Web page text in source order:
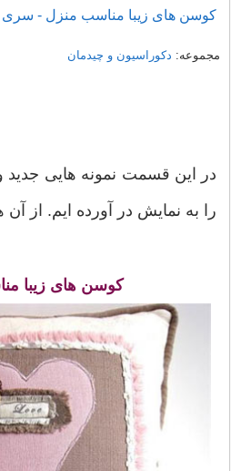
کوسن های زیبا مناسب منزل - سری
مجموعه: دکوراسیون و چیدمان
در این قسمت نمونه هایی جدید
را به نمایش در آورده ایم. از آن
کوسن های زیبا